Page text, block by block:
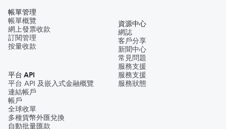
帳單管理
帳單概覽
網上發票收款
訂閱管理
按量收款
平台 API
平台 API 及嵌入式金融概覽
連結帳戶
帳戶
全球收單
多種貨幣外匯兌換
自動批量匯款
資源中心
網誌
客戶分享
新聞中心
常見問題
服務支援
服務支援
服務狀態